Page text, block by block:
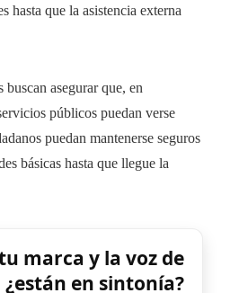
hasta que la asistencia externa
buscan asegurar que, en
públicos puedan verse
puedan mantenerse seguros
básicas hasta que llegue la
marca y la voz de
en sintonía?